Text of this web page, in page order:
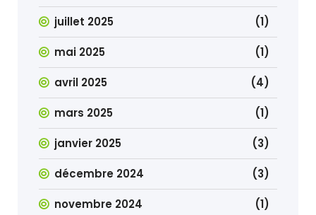
juillet 2025 (1)
mai 2025 (1)
avril 2025 (4)
mars 2025 (1)
janvier 2025 (3)
décembre 2024 (3)
novembre 2024 (1)